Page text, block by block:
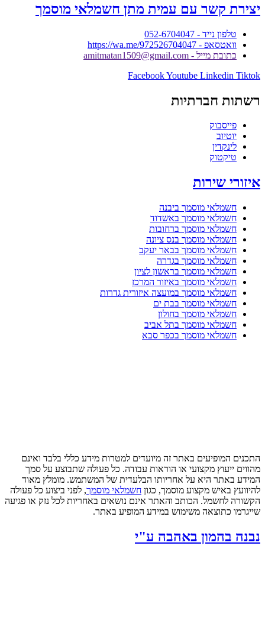
יצירת קשר עם עמית מתן חשמלאי מוסמך
טלפון נייד - 052-6704047
וואטסאפ - https://wa.me/972526704047
כתובת מייל - amitmatan1509@gmail.com
FacebookYoutube Linkedin Tiktok
רשתות חברתיות
פייסבוק
יוטיוב
לינקדין
טיקטוק
איזורי שירות
חשמלאי מוסמך ביבנה
חשמלאי מוסמך באשדוד
חשמלאי מוסמך ברחובות
חשמלאי מוסמך בנס ציונה
חשמלאי מוסמך בבאר יעקב
חשמלאי מוסמך בגדרה
חשמלאי מוסמך בראשון לציון
חשמלאי מוסמך באיזור המרכז
חשמלאי מוסמך במועצה איזורית גדרות
חשמלאי מוסמך בבת ים
חשמלאי מוסמך בחולון
חשמלאי מוסמך בתל אביב
חשמלאי מוסמך בכפר סבא
התכנים המופיעים באתר זה מיועדים למטרות מידע כללי בלבד ואינם
מהווים ייעוץ מקצועי או הוראות עבודה. כל פעולה שתבוצע על סמך
המידע באתר היא על אחריותו הבלעדית של המשתמש. מומלץ מאוד
להיוועץ באיש מקצוע מוסמך, כגון חשמלאי מוסמך, לפני ביצוע כל פעולה
הקשורה לחשמל. הכותב והאתר אינם נושאים באחריות לכל נזק או פגיעה
שייגרמו כתוצאה משימוש במידע המופיע באתר.
נבנה בהמון באהבה ע"י